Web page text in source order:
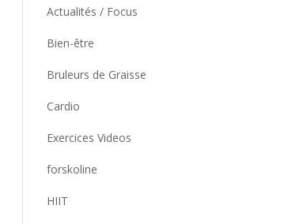
Actualités / Focus
Bien-être
Bruleurs de Graisse
Cardio
Exercices Videos
forskoline
HIIT